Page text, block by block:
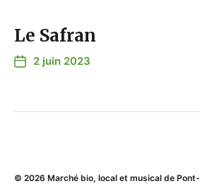
Le Safran
2 juin 2023
© 2026 Marché bio, local et musical de Pont-